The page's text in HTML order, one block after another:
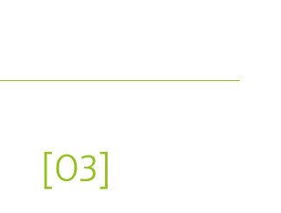
[03]